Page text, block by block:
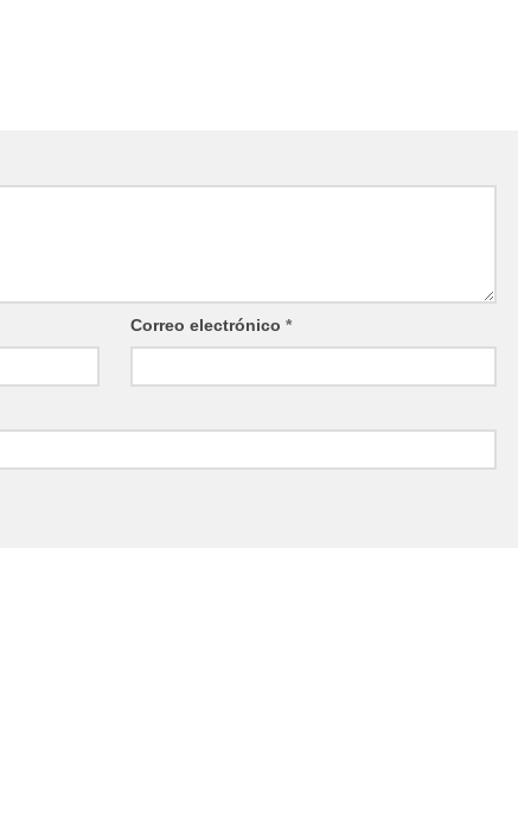
Correo electrónico *